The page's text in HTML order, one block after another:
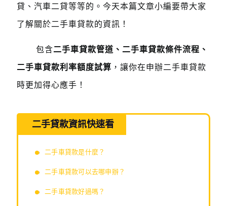
貸、汽車二貸等等的。今天本篇文章小編要帶大家
了解關於二手車貸款的資訊！
包含二手車貸款管道、二手車貸款條件流程、
二手車貸款利率額度試算 ，讓你在申辦二手車貸款
時更加得心應手！
二手貸款資訊快速看
二手車貸款是什麼？
二手車貸款可以去哪申辦？
二手車貸款好過嗎？